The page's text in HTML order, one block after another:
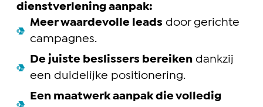
dienstverlening aanpak:
Meer waardevolle leads door gerichte
campagnes.
De juiste beslissers bereikendankzij
een duidelijke positionering.
Een maatwerk aanpak die volledig